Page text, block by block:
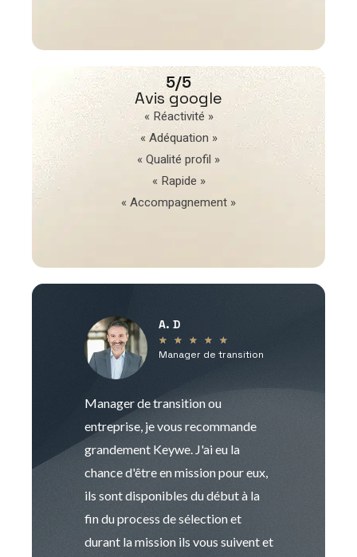
5/5
Avis google
« Réactivité »
« Adéquation »
« Qualité profil »
« Rapide »
« Accompagnement »
A. D
★ ★ ★ ★ ★
Manager de transition
Manager de transition ou
entreprise, je vous recommande
grandement Keywe. J'ai eu la
chance d'être en mission pour eux,
ils sont disponibles du début à la
fin du process de sélection et
durant la mission ils vous suivent et